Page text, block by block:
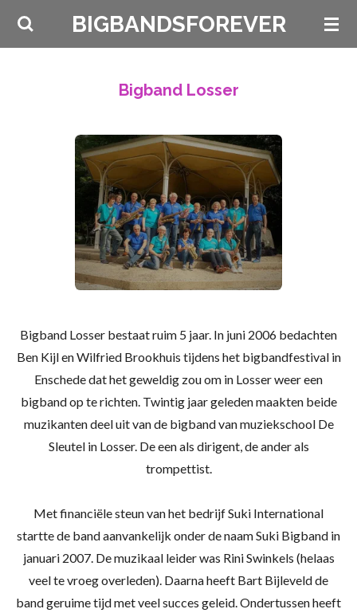
Ga
BIGBANDSFOREVER
Bigband Losser
Bigband Losser bestaat ruim 5 jaar. In juni 2006 bedachten
Ben Kijlen Wilfried Brookhuis tijdens het bigbandfestival in
Enschede dat het geweldig zou om in Losser weer een
bigband op te richten. Twintig jaar geleden maakten beide
muzikanten deel uit van de bigband van muziekschool De
Sleutel in Losser. De een als dirigent, de ander als
trompettist.
Met financiële steun van het bedrijfSuki International
startte de band aanvankelijk onder de naamSuki Bigband in
januari 2007. De muzikaal leider was Rini Swinkels (helaas
veel te vroeg overleden). Daarna heeft Bart Bijleveld de
band geruime tijd met veel succes geleid. Ondertussen heeft